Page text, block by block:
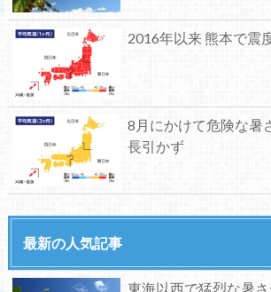
2016年以来 熊本で震
8月にかけて危険な暑
長引かず
最新の人気記事
東海以西で猛烈な暑